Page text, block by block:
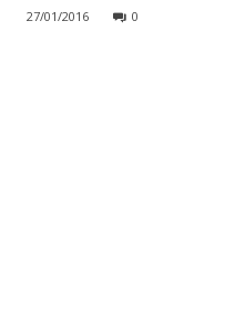
27/01/2016 0